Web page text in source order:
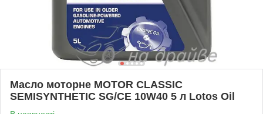
Масло моторне MOTOR CLASSIC
SEMISYNTHETIC SG/CE 10W40 5 л Lotos Oil